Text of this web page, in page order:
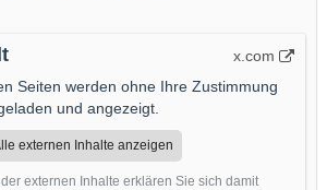
x.com
Seiten werden ohne Ihre Zustimmung
und angezeigt.
externen Inhalte anzeigen
externen Inhalte erklären Sie sich damit